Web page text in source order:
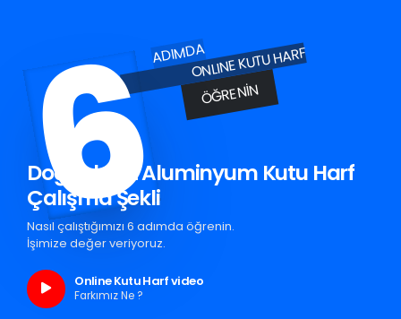
6ADIMDAONLINE KUTU HARF
ÖĞRENIN
Doğankent Aluminyum Kutu Harf
Çalışma Şekli
Nasıl çalıştığımızı 6 adımda öğrenin.
İşimize değer veriyoruz.
Online Kutu Harf video
Farkımız Ne ?